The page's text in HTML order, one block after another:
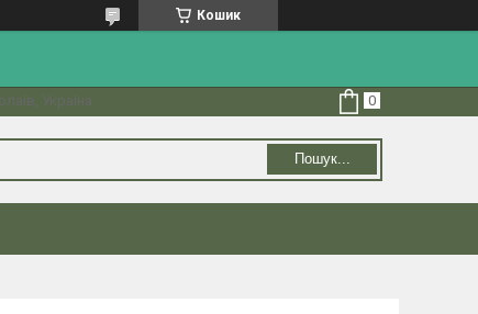
Кошик
Україна
Пошук...